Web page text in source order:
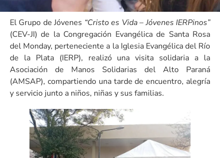
El Grupo de Jóvenes “Cristo es Vida – Jóvenes IERPinos”
(CEV-JI) de la Congregación Evangélica de Santa Rosa
del Monday, perteneciente a la Iglesia Evangélica del Río
de la Plata (IERP), realizó una visita solidaria a la
Asociación de Manos Solidarias del Alto Paraná
(AMSAP), compartiendo una tarde de encuentro, alegría
y servicio junto a niños, niñas y sus familias.